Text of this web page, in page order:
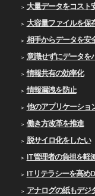
大量データをコスト
大容量ファイルを保
相手からデータを安
意識せずにデータを
情報共有の効率化
情報漏洩を防止
他のアプリケーショ
働き方改革を推進
脱サイロ化をしたい
IT管理者の負担を軽
ITリテラシーを高め
アナログの紙もデジ